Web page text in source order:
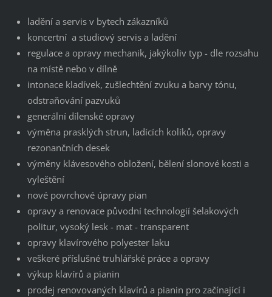
ladění a servis v bytech zákazníků
koncertní a studiový servis a ladění
regulace a opravy mechanik, jakýkoliv typ - dle rozsahu
na místě nebo v dílně
intonace kladívek, zušlechtění zvuku a barvy tónu,
odstraňování pazvuků
generální dílenské opravy
výměna prasklých strun, ladících kolíků, opravy
rezonančních desek
výměny klávesového obložení, bělení slonové kosti a
vyleštění
nové povrchové úpravy pian
opravy a renovace původní technologií šelakových
politur, vysoký lesk - mat - transparent
opravy klavírového polyester laku
veškeré příslušné truhlářské práce a opravy
výkup klavírů a pianin
prodej renovovaných klavírů a pianin pro začínající i